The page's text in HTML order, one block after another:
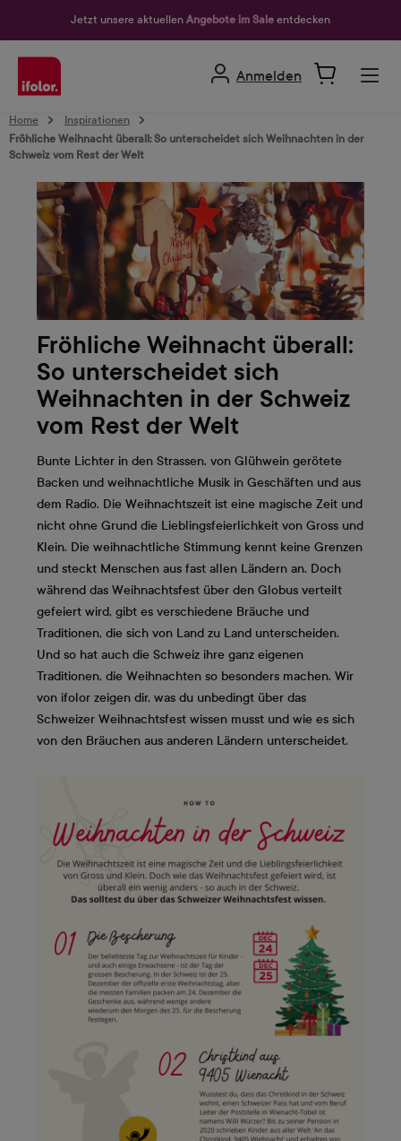
Jetzt unsere aktuellen Angebote im Sale entdecken
Anmelden
Home
Inspirationen
Fröhliche Weihnacht überall: So unterscheidet sich Weihnachten in der
Schweiz vom Rest der Welt
Fröhliche Weihnacht überall:
So unterscheidet sich
Weihnachten in der Schweiz
vom Rest der Welt
Bunte Lichter in den Strassen, von Glühwein gerötete
Backen und weihnachtliche Musik in Geschäften und aus
dem Radio. Die Weihnachtszeit ist eine magische Zeit und
nicht ohne Grund die Lieblingsfeierlichkeit von Gross und
Klein. Die weihnachtliche Stimmung kennt keine Grenzen
und steckt Menschen aus fast allen Ländern an. Doch
während das Weihnachtsfest über den Globus verteilt
gefeiert wird, gibt es verschiedene Bräuche und
Traditionen, die sich von Land zu Land unterscheiden.
Und so hat auch die Schweiz ihre ganz eigenen
Traditionen, die Weihnachten so besonders machen. Wir
von ifolor zeigen dir, was du unbedingt über das
Schweizer Weihnachtsfest wissen musst und wie es sich
von den Bräuchen aus anderen Ländern unterscheidet.